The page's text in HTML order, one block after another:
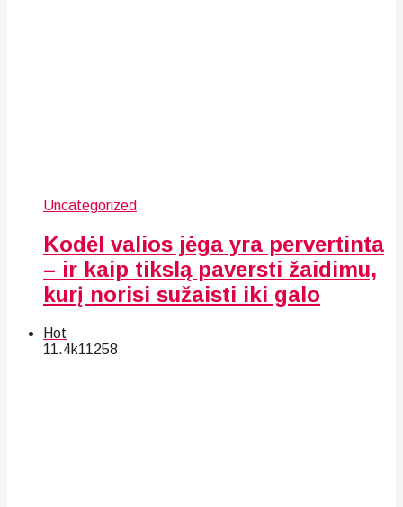
Uncategorized
Kodėl valios jėga yra pervertinta
– ir kaip tikslą paversti žaidimu,
kurį norisi sužaisti iki galo
Hot
11.4k11258